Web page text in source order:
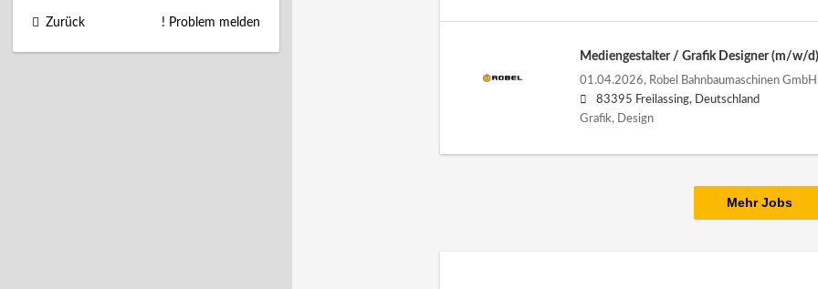
Mediengestalter / Grafik Designer (m/w/d)
01.04.2026, Robel Bahnbaumaschinen GmbH
83395 Freilassing, Deutschland
Grafik, Design
Mehr Jobs
Zurück ! Problem melden